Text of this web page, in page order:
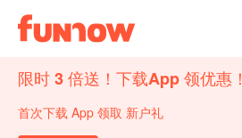
限时 3 倍送！下载App 领优惠！
首次下载 App 领取 新户礼